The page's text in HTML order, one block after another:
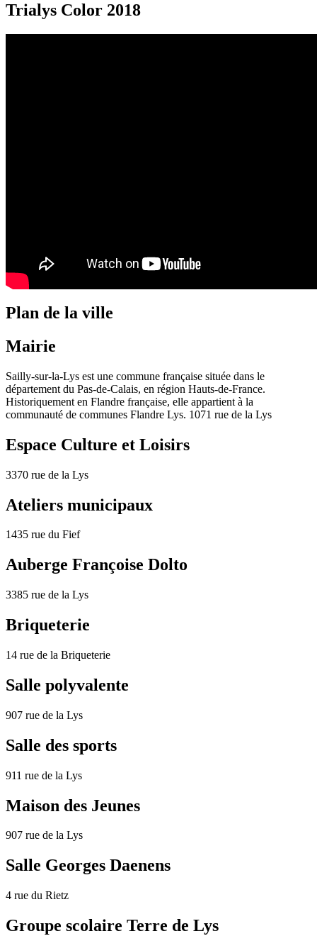
Trialys Color 2018
Plan de la ville
Mairie
Sailly-sur-la-Lys est une commune française située dans le
département du Pas-de-Calais, en région Hauts-de-France.
Historiquement en Flandre française, elle appartient à la
communauté de communes Flandre Lys. 1071 rue de la Lys
Espace Culture et Loisirs
3370 rue de la Lys
Ateliers municipaux
1435 rue du Fief
Auberge Françoise Dolto
3385 rue de la Lys
Briqueterie
14 rue de la Briqueterie
Salle polyvalente
907 rue de la Lys
Salle des sports
911 rue de la Lys
Maison des Jeunes
907 rue de la Lys
Salle Georges Daenens
4 rue du Rietz
Groupe scolaire Terre de Lys